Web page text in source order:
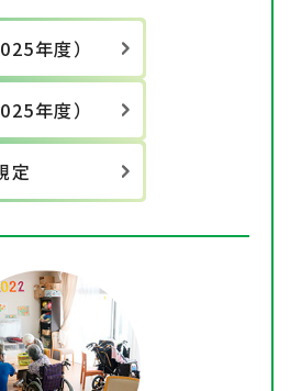
年度）
年度）
定